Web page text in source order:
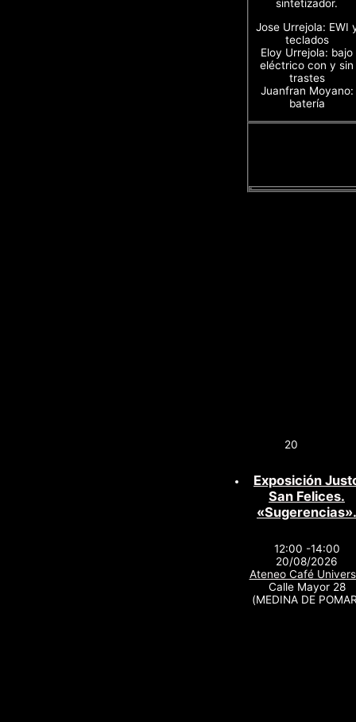
sintetizador.
Jose Urrejola: EWI
teclados
Eloy Urrejola: bajo
eléctrico con y sin
trastes
Juanfran Moyano:
batería
20
Exposición
San Felices.
«Sugerencias».
12:00 -14:00
20/08/2026
Ateneo Café
Calle Mayor 28
(MEDINA DE